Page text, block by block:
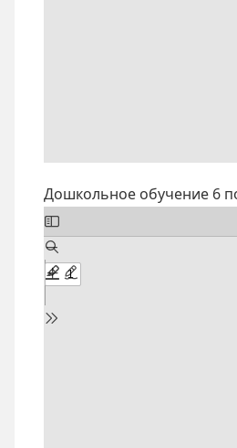
Дошкольное обучение 6